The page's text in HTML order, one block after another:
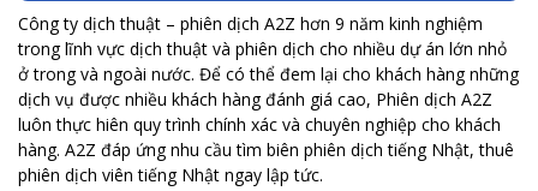
Công ty dịch thuật – phiên dịch A2Z hơn 9 năm kinh nghiệm
trong lĩnh vực dịch thuật và phiên dịch cho nhiều dự án lớn nhỏ
ở trong và ngoài nước. Để có thể đem lại cho khách hàng những
dịch vụ được nhiều khách hàng đánh giá cao, Phiên dịch A2Z
luôn thực hiên quy trình chính xác và chuyên nghiệp cho khách
hàng. A2Z đáp ứng nhu cầu tìm biên phiên dịch tiếng Nhật, thuê
phiên dịch viên tiếng Nhật ngay lập tức.